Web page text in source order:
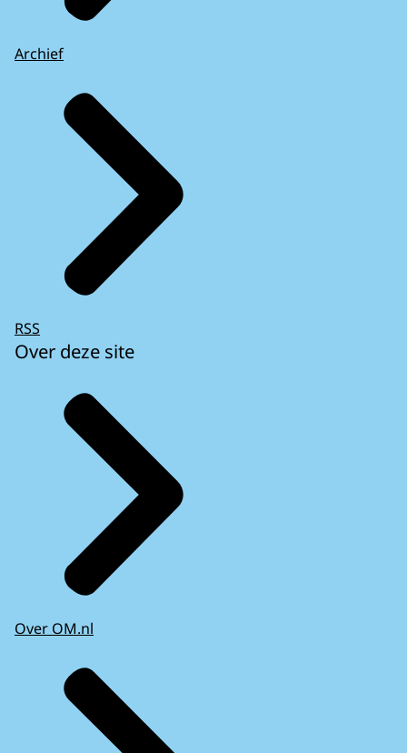
Archief
RSS
Over deze site
Over OM.nl